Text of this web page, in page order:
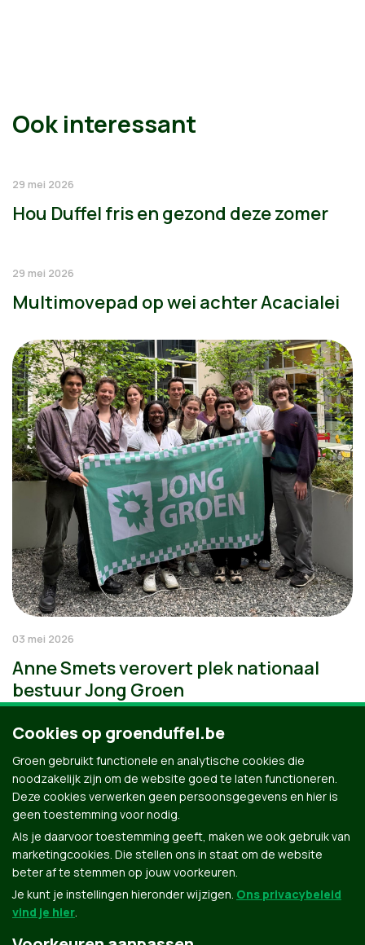
Ook interessant
29 mei 2026
Hou Duffel fris en gezond deze zomer
29 mei 2026
Multimovepad op wei achter Acacialei
03 mei 2026
Anne Smets verovert plek nationaal
bestuur Jong Groen
Cookies op groenduffel.be
Groen gebruikt functionele en analytische cookies die
noodzakelijk zijn om de website goed te laten functioneren.
Deze cookies verwerken geen persoonsgegevens en hier is
geen toestemming voor nodig.
Als je daarvoor toestemming geeft, maken we ook gebruik van
marketingcookies. Die stellen ons in staat om de website
beter af te stemmen op jouw voorkeuren.
Je kunt je instellingen hieronder wijzigen. Ons privacybeleid
vind je hier.